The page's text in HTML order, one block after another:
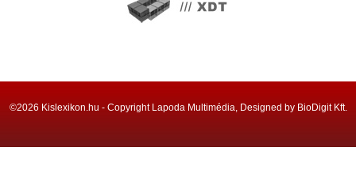
©2026 Kislexikon.hu - Copyright Lapoda Multimédia, Designed by BioDigit Kft.